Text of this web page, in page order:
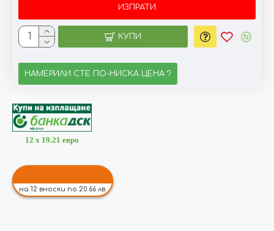
КУПИ
НАМЕРИЛИ СТЕ ПО-НИСКА ЦЕНА ?
12 x 19.21 евро
на 12 вноски по 20.66 лв.